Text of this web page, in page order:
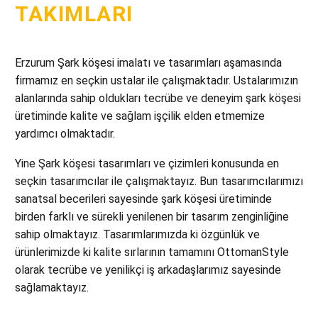
TAKIMLARI
Erzurum Şark köşesi imalatı ve tasarımları aşamasında
firmamız en seçkin ustalar ile çalışmaktadır. Ustalarımızın
alanlarında sahip oldukları tecrübe ve deneyim şark köşesi
üretiminde kalite ve sağlam işçilik elden etmemize
yardımcı olmaktadır.
Yine Şark köşesi tasarımları ve çizimleri konusunda en
seçkin tasarımcılar ile çalışmaktayız. Bun tasarımcılarımızı
sanatsal becerileri sayesinde şark köşesi üretiminde
birden farklı ve sürekli yenilenen bir tasarım zenginliğine
sahip olmaktayız. Tasarımlarımızda ki özgünlük ve
ürünlerimizde ki kalite sırlarının tamamını OttomanStyle
olarak tecrübe ve yenilikçi iş arkadaşlarımız sayesinde
sağlamaktayız.